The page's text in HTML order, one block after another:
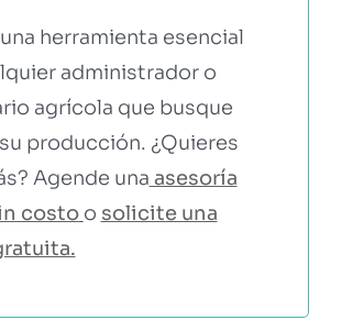
herramienta esencial
administrador o
agrícola que busque
producción. ¿Quieres
Agende una asesoría
costo o solicite una